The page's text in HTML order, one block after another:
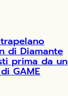
trapelano
di Diamante
prima da un
GAME